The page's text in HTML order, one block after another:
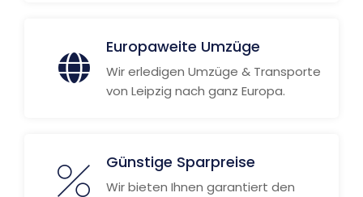
Europaweite Umzüge
Wir erledigen Umzüge & Transporte
von Leipzig nach ganz Europa.
Günstige Sparpreise
Wir bieten Ihnen garantiert den